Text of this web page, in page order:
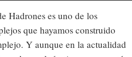
Hadrones es uno de los
que hayamos construido
Y aunque en la actualidad